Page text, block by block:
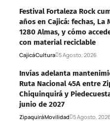
Festival Fortaleza Rock
años en Cajicá: fechas, La
1280 Almas, y cómo
con material reciclable
CajicáCultura 5 Agosto, 2026
Invías adelanta
Ruta Nacional 45A entre
Chiquinquirá y
junio de 2027
ZipaquiráMovilidad 5 Agosto, 2026